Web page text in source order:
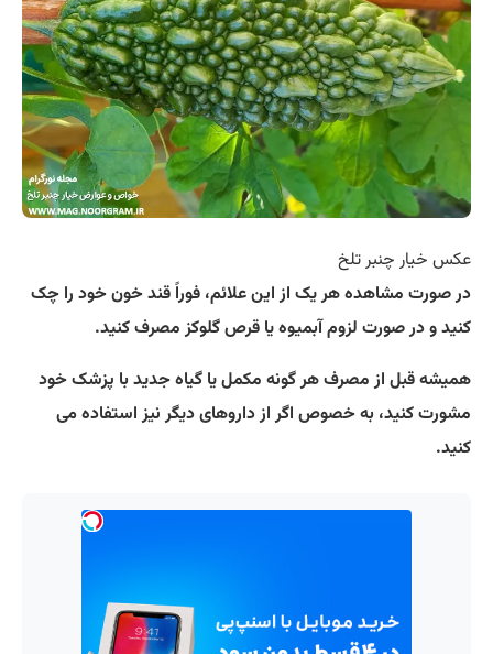
عکس خیار چنبر تلخ
در صورت مشاهده هر یک از این علائم، فوراً قند خون خود را چک
کنید و در صورت لزوم آبمیوه یا قرص گلوکز مصرف کنید.
همیشه قبل از مصرف هر گونه مکمل یا گیاه جدید با پزشک خود
مشورت کنید، به خصوص اگر از داروهای دیگر نیز استفاده می
کنید.